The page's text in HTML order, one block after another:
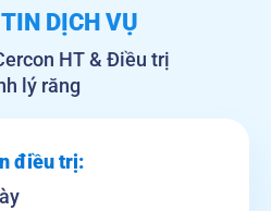
DỊCH VỤ
HT & Điều trị
lý răng
điều trị: